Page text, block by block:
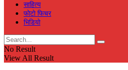
साहित्य
फाेटाे फिचर
भिडियाे
No Result
View All Result